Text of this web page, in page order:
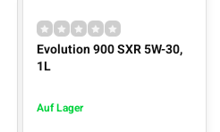
Evolution 900 SXR 5W-30,
1L
Auf Lager